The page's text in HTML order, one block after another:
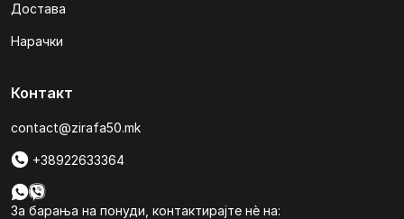
Достава
Нарачки
Контакт
contact@zirafa50.mk
+38922633364
За барања на понуди, контактирајте нѐ на: